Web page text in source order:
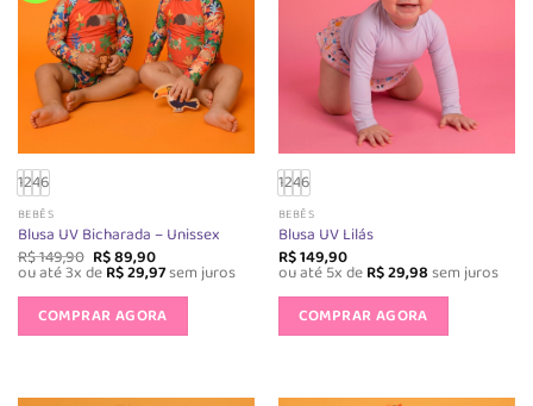
1246
BEBÊS
Blusa UV Bicharada – Unissex
R$149,90 O
preço
original
era:
R$ 149,90.
R$89,90O
preço
atual
é:
R$ 89,90.
ou até 3x deR$29,97sem juros
COMPRAR AGORA
variantes.
1246
BEBÊS
Blusa UV Lilás
R$149,90
ou até 5x deR$29,98sem juros
COMPRAR AGORA
variantes.